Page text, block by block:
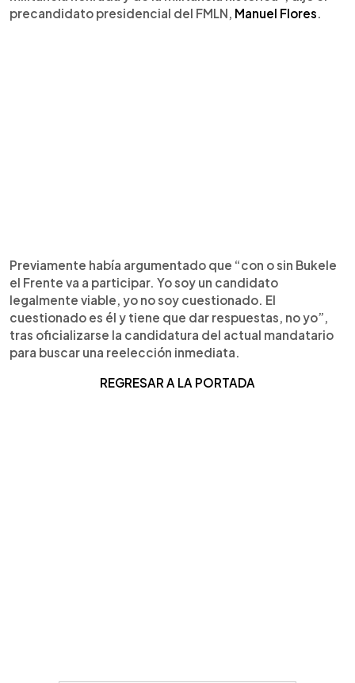
precandidato presidencial del FMLN, Manuel Flores
Previamente había argumentado que “con o sin Bukele
el Frente va a participar. Yo soy un candidato
legalmente viable, yo no soy cuestionado. El
cuestionado es él y tiene que dar respuestas, no yo”,
tras oficializarse la candidatura del actual mandatario
para buscar una reelección inmediata.
REGRESAR A LA PORTADA